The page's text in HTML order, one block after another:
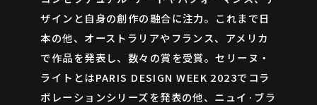
ザインと自身の創作の融合に注力。これまで日
本の他、オーストラリアやフランス、アメリカ
で作品を発表し、数々の賞を受賞。セリーヌ・
ライトとはPARIS DESIGN WEEK 2023でコラ
ボレーションシリーズを発表の他、ニュイ·ブラ